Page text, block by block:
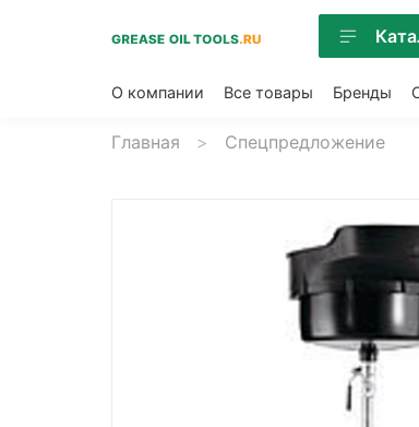
О компании Все товары Бренды
Главная Спецпредложение